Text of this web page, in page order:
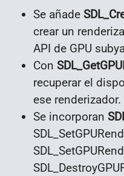
Se añade
crear un
API de GPU
Con
recuperar el
ese renderizador.
Se incorporan